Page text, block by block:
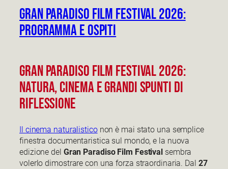
Gran Paradiso Film Festival 2026:
Programma e Ospiti
Gran Paradiso Film Festival 2026:
Natura, Cinema e Grandi Spunti di
Riflessione
Il cinema naturalisticonon è mai stato una semplice
finestra documentaristica sul mondo, e la nuova
edizione del Gran Paradiso Film Festival sembra
volerlo dimostrare con una forza straordinaria. Dal 27